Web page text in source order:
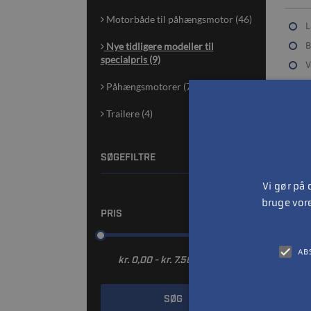
Motorbåde til påhængsmotor (46)
Nye tidligere modeller til
specialpris (9)
Påhængsmotorer (79)
Trailere (4)
SØGEFILTRE
PRIS
SØG
Vi gør på
bruge